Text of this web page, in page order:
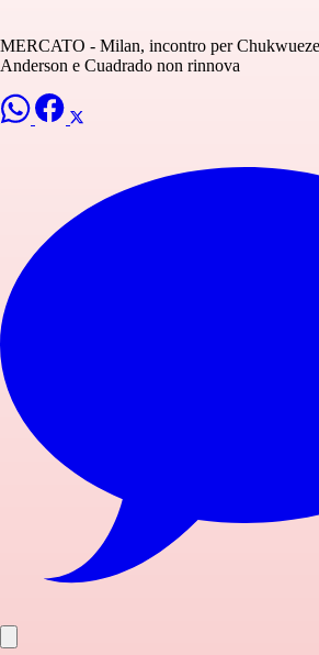
MERCATO - Milan, incontro per
Anderson e Cuadrado non rinnova